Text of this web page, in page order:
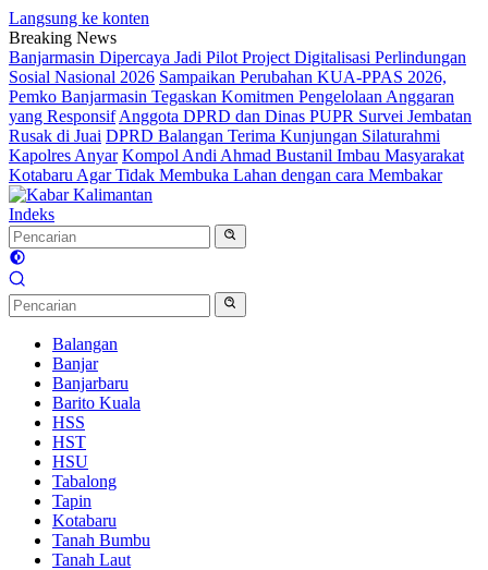
Langsung ke konten
Breaking News
Banjarmasin Dipercaya Jadi Pilot Project Digitalisasi Perlindungan
Sosial Nasional 2026 Sampaikan Perubahan KUA-PPAS 2026,
Pemko Banjarmasin Tegaskan Komitmen Pengelolaan Anggaran
yang Responsif Anggota DPRD dan Dinas PUPR Survei Jembatan
Rusak di Juai DPRD Balangan Terima Kunjungan Silaturahmi
Kapolres Anyar Kompol Andi Ahmad Bustanil Imbau Masyarakat
Kotabaru Agar Tidak Membuka Lahan dengan cara Membakar
Indeks
Balangan
Banjar
Banjarbaru
Barito Kuala
HSS
HST
HSU
Tabalong
Tapin
Kotabaru
Tanah Bumbu
Tanah Laut